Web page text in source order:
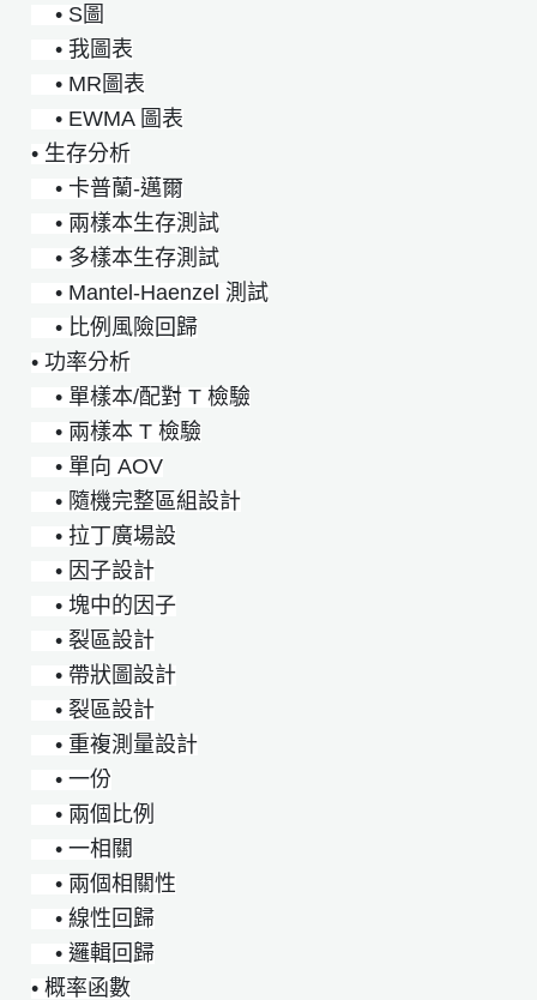
• S圖
• 我圖表
• MR圖表
• EWMA 圖表
• 生存分析
• 卡普蘭-邁爾
• 兩樣本生存測試
• 多樣本生存測試
• Mantel-Haenzel 測試
• 比例風險回歸
• 功率分析
• 單樣本/配對 T 檢驗
• 兩樣本 T 檢驗
• 單向 AOV
• 隨機完整區組設計
• 拉丁廣場設
• 因子設計
• 塊中的因子
• 裂區設計
• 帶狀圖設計
• 裂區設計
• 重複測量設計
• 一份
• 兩個比例
• 一相關
• 兩個相關性
• 線性回歸
• 邏輯回歸
• 概率函數